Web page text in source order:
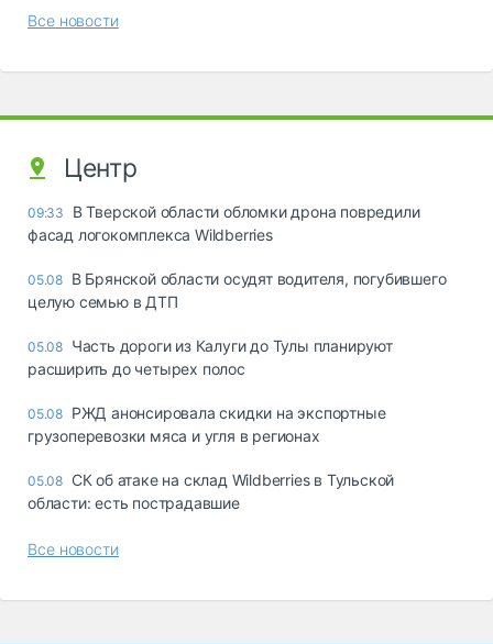
Все новости
Центр
09:33
В Тверской области обломки дрона повредили
фасад логокомплекса Wildberries
05.08 В Брянской области осудят водителя, погубившего
целую семью в ДТП
05.08 Часть дороги из Калуги до Тулы планируют
расширить до четырех полос
05.08 РЖД анонсировала скидки на экспортные
грузоперевозки мяса и угля в регионах
05.08 СК об атаке на склад Wildberries в Тульской
области: есть пострадавшие
Все новости